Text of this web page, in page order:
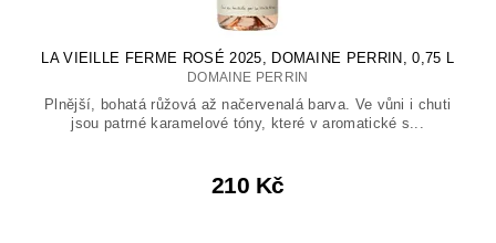
LA VIEILLE FERME ROSÉ 2025, DOMAINE PERRIN, 0,75 L
DOMAINE PERRIN
Plnější, bohatá růžová až načervenalá barva. Ve vůni i chuti
jsou patrné karamelové tóny, které v aromatické s...
210 Kč